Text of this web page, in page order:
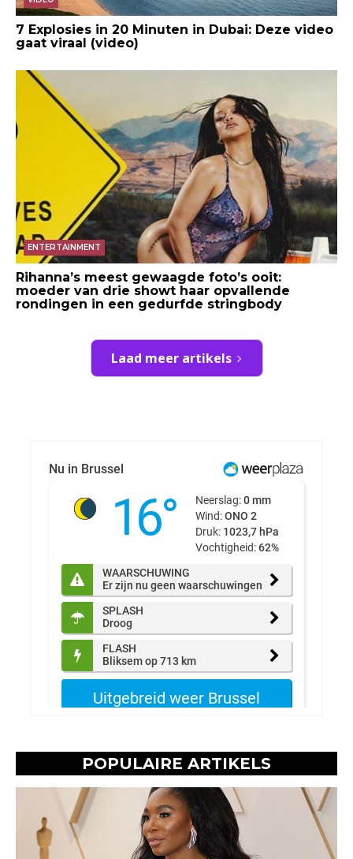
7 Explosies in 20 Minuten in Dubai: Deze video
gaat viraal (video)
ENTERTAINMENT
Rihanna’s meest gewaagde foto’s ooit:
moeder van drie showt haar opvallende
rondingen in een gedurfde stringbody
Laad meer artikels
POPULAIRE ARTIKELS